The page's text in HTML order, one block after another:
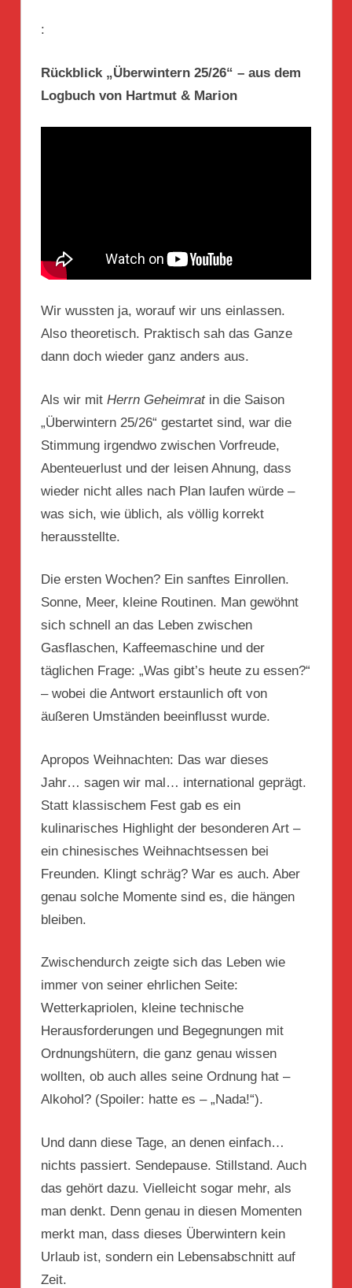
:
Rückblick „Überwintern 25/26“ – aus dem
Logbuch von Hartmut & Marion
Wir wussten ja, worauf wir uns einlassen.
Also theoretisch. Praktisch sah das Ganze
dann doch wieder ganz anders aus.
Als wir mit Herrn Geheimratin die Saison
„Überwintern 25/26“ gestartet sind, war die
Stimmung irgendwo zwischen Vorfreude,
Abenteuerlust und der leisen Ahnung, dass
wieder nicht alles nach Plan laufen würde –
was sich, wie üblich, als völlig korrekt
herausstellte.
Die ersten Wochen? Ein sanftes Einrollen.
Sonne, Meer, kleine Routinen. Man gewöhnt
sich schnell an das Leben zwischen
Gasflaschen, Kaffeemaschine und der
täglichen Frage: „Was gibt’s heute zu essen?“
– wobei die Antwort erstaunlich oft von
äußeren Umständen beeinflusst wurde.
Apropos Weihnachten: Das war dieses
Jahr… sagen wir mal… international geprägt.
Statt klassischem Fest gab es ein
kulinarisches Highlight der besonderen Art –
ein chinesisches Weihnachtsessen bei
Freunden. Klingt schräg? War es auch. Aber
genau solche Momente sind es, die hängen
bleiben.
Zwischendurch zeigte sich das Leben wie
immer von seiner ehrlichen Seite:
Wetterkapriolen, kleine technische
Herausforderungen und Begegnungen mit
Ordnungshütern, die ganz genau wissen
wollten, ob auch alles seine Ordnung hat –
Alkohol? (Spoiler: hatte es – „Nada!“).
Und dann diese Tage, an denen einfach…
nichts passiert. Sendepause. Stillstand. Auch
das gehört dazu. Vielleicht sogar mehr, als
man denkt. Denn genau in diesen Momenten
merkt man, dass dieses Überwintern kein
Urlaub ist, sondern ein Lebensabschnitt auf
Zeit.